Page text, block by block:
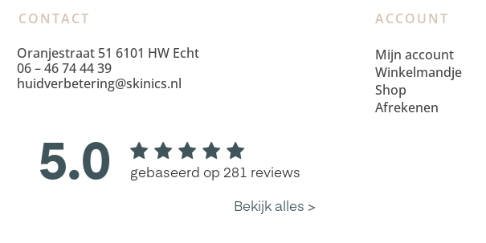
CONTACT
Oranjestraat 51 6101 HW Echt
06 – 46 74 44 39
huidverbetering@skinics.nl
ACCOUNT
Mijn account
Winkelmandje
Shop
Afrekenen